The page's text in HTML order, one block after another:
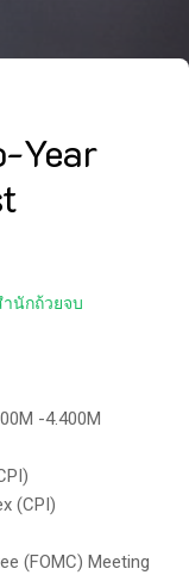
Year
ำนักถ้วยจบ
-4.400M
(CPI)
(FOMC) Meeting